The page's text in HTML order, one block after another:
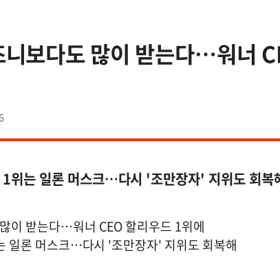
보다도 많이 받는다…워너
위는 일론 머스크…다시 '조만장자' 지위도 회복
이 받는다…워너 CEO 할리우드 1위에
일론 머스크…다시 '조만장자' 지위도 회복해